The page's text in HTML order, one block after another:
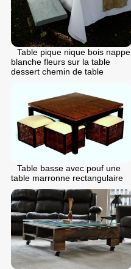
Table pique nique bois nappe
blanche fleurs sur la table
dessert chemin de table
Table basse avec pouf une
table marronne rectangulaire